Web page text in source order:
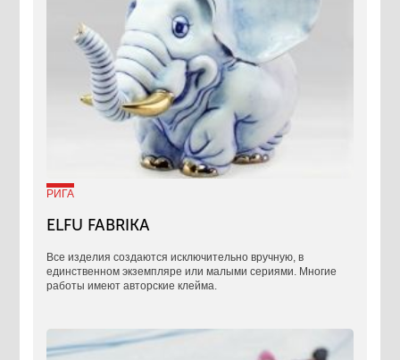
РИГА
ELFU FABRIKA
Все изделия создаются исключительно вручную, в
единственном экземпляре или малыми сериями. Многие
работы имеют авторские клейма.